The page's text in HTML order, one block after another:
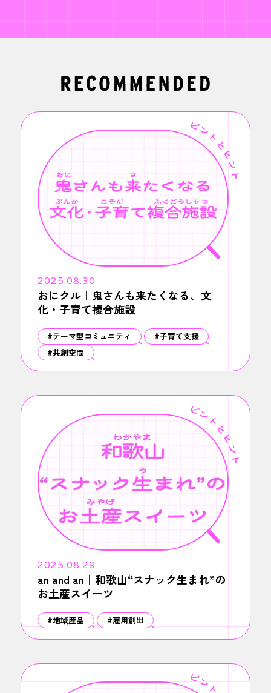
2025.08.30
おにクル｜鬼さんも来たくなる、文
化・子育て複合施設
#テーマ型コミュニティ
#子育て支援
#共創空間
2025.08.29
an and an｜和歌山“スナック生まれ”の
お土産スイーツ
#地域産品 #雇用創出